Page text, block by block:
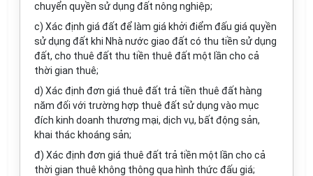
chuyển quyền sử dụng đất nông nghiệp;
c) Xác định giá đất để làm giá khởi điểm đấu giá quyền
sử dụng đất khi Nhà nước giao đất có thu tiền sử dụng
đất, cho thuê đất thu tiền thuê đất một lần cho cả
thời gian thuê;
d) Xác định đơn giá thuê đất trả tiền thuê đất hàng
năm đối với trường hợp thuê đất sử dụng vào mục
đích kinh doanh thương mại, dịch vụ, bất động sản,
khai thác khoáng sản;
đ) Xác định đơn giá thuê đất trả tiền một lần cho cả
thời gian thuê không thông qua hình thức đấu giá;